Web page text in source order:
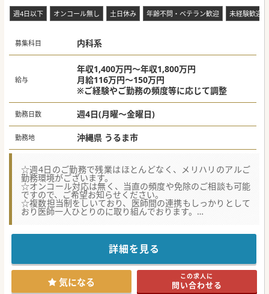
週4日以下 オンコール無し 土日休み 年齢不問・ベテラン歓迎 未経験歓迎
募集科目 内科系
給与
年収1,400万円～年収1,800万円
月給116万円～150万円
※ご経験やご勤務の頻度等に応じて調整
勤務日数 週4日(月曜～金曜日)
勤務地 沖縄県 うるま市
☆週4日のご勤務で残業はほとんどなく、メリハリのアルご
勤務環境がございます。
☆オンコール対応は無く、当直の頻度や免除のご相談も可能
ですので、ご希望お知らせください。
☆複数担当制をしいており、医師間の連携もしっかりとして
おり医師一人ひとりのに取り組んでおります。
うるま市の病院での内科系常勤医師募集です。
当直の頻度等によっては年収1,800万円の提示も可能な案件
緩和ケア等にも力を入れており、地域に根差した信頼される
病院を目指し診療体制の充実化を目指しております。
安定したご勤務環境が特徴的な病院でございますので、ご興
味ございましたらまずはお問合せくださいませ。
詳細を見る
気になる この求人に
問い合わせる